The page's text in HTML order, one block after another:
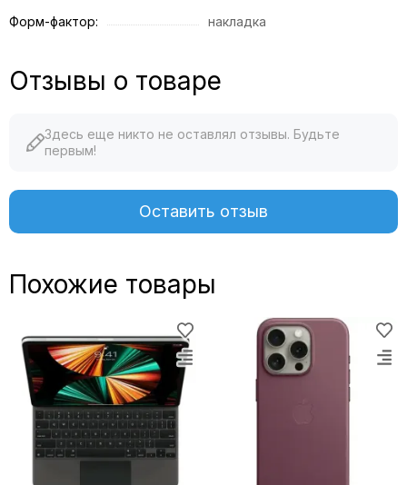
Форм-фактор:
накладка
Отзывы о товаре
Здесь еще никто не оставлял отзывы. Будьте
первым!
Оставить отзыв
Похожие товары